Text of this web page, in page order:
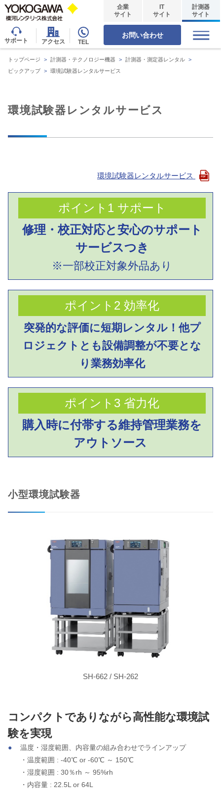
サポート アクセス TEL
企業
サイト
IT
サイト
計測器
サイト
お問い合わせ
トップページ > 計測器・テクノロジー機器 > 計測器・測定器レンタル >
ピックアップ > 環境試験器レンタルサービス
環境試験器レンタルサービス
環境試験器レンタルサービス
ポイント1 サポート
修理・校正対応と 安心のサポート
サービスつき
※一部校正対象外品あり
ポイント2 効率化
突発的な評価に短期レンタル！ 他プ
ロジェクトとも設備調整が不要とな
り業務効率化
ポイント3 省力化
購入時に付帯する維持管理業務を
アウトソース
小型環境試験器
SH-662 / SH-262
コンパクトでありながら高性能な環境試
験を実現
温度・湿度範囲、内容量の組み合わせでラインアップ
・温度範囲 : -40℃ or -60℃ ～ 150℃
・湿度範囲 : 30％rh ～ 95%rh
・内容量 : 22.5L or 64L